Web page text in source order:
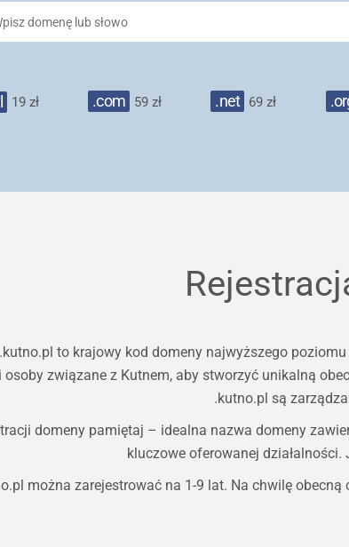
19 zł .com 59 zł .net 69 zł
to krajowy kod domeny najwyższego
osoby związane z Kutnem, aby stworzyć unikalną
.kutno.pl są
domeny pamiętaj – idealna nazwa domeny
kluczowe oferowanej
można zarejestrować na 1-9 lat. Na chwilę obecną